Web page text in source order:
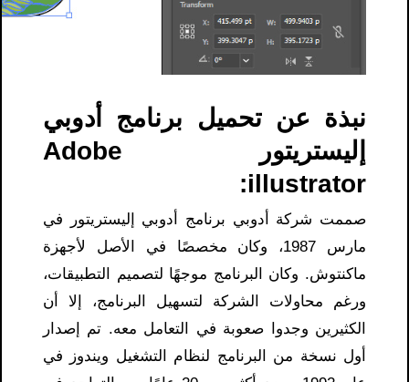
نبذة عن تحميل برنامج أدوبي
إليستريتور Adobe
illustrator:
صممت شركة أدوبي برنامج أدوبي إليستريتور في
مارس 1987، وكان مخصصًا في الأصل لأجهزة
ماكنتوش. وكان البرنامج موجهًا لتصميم التطبيقات،
ورغم محاولات الشركة لتسهيل البرنامج، إلا أن
الكثيرين وجدوا صعوبة في التعامل معه. تم إصدار
أول نسخة من البرنامج لنظام التشغيل ويندوز في